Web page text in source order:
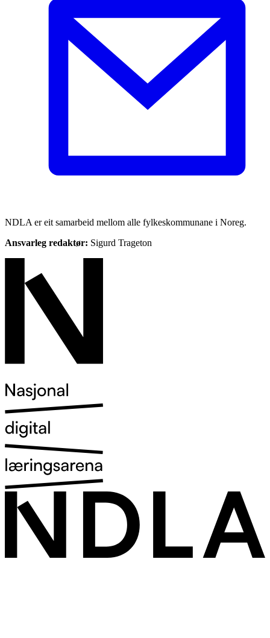
NDLA er eit samarbeid mellom alle fylkeskommunane i Noreg.
Ansvarleg redaktør: Sigurd Trageton